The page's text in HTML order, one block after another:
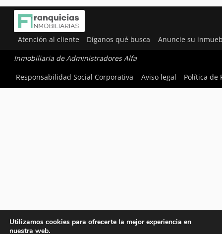
Atención al cliente Díganos qué busca Anuncie su
Inmobiliaria de Administradores Alfa
Responsabilidad Social Corporativa
Aviso legal Política de
Utilizamos cookies para ofrecerte la mejor experiencia en
nuestra web.